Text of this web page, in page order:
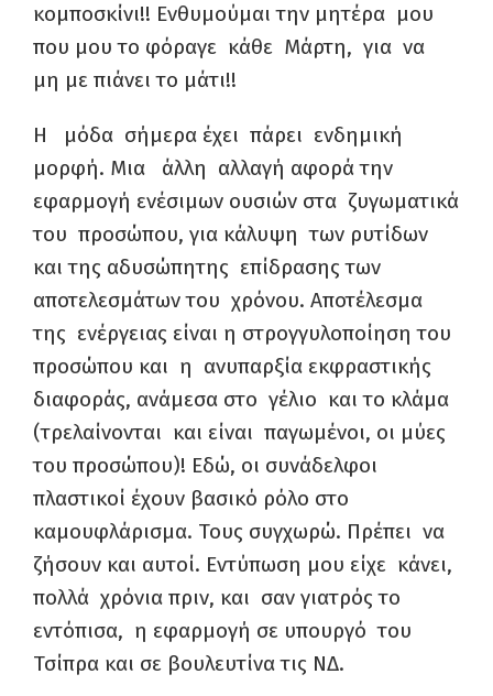
κομποσκίνι!! Ενθυμούμαι την μητέρα μου
που μου το φόραγε κάθε Μάρτη, για να
μη με πιάνει το μάτι!!
H μόδα σήμερα έχει πάρει ενδημική
μορφή. Μια άλλη αλλαγή αφορά την
εφαρμογή ενέσιμων ουσιών στα ζυγωματικά
του προσώπου, για κάλυψη των ρυτίδων
και της αδυσώπητης επίδρασης των
αποτελεσμάτων του χρόνου. Αποτέλεσμα
της ενέργειας είναι η στρογγυλοποίηση του
προσώπου και η ανυπαρξία εκφραστικής
διαφοράς, ανάμεσα στο γέλιο και το κλάμα
(τρελαίνονται και είναι παγωμένοι, οι μύες
του προσώπου)! Εδώ, οι συνάδελφοι
πλαστικοί έχουν βασικό ρόλο στο
καμουφλάρισμα. Τους συγχωρώ. Πρέπει να
ζήσουν και αυτοί. Εντύπωση μου είχε κάνει,
πολλά χρόνια πριν, και σαν γιατρός το
εντόπισα, η εφαρμογή σε υπουργό του
Τσίπρα και σε βουλευτίνα τις ΝΔ.